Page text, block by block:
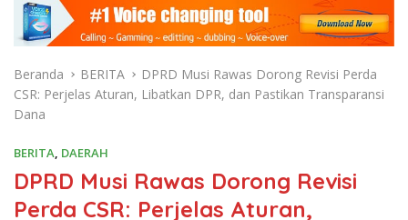
Beranda BERITA
DPRD Musi Rawas Dorong Revisi Perda
CSR: Perjelas Aturan, Libatkan DPR, dan Pastikan Transparansi
Dana
BERITA, DAERAH
DPRD Musi Rawas Dorong Revisi
Perda CSR: Perjelas Aturan,